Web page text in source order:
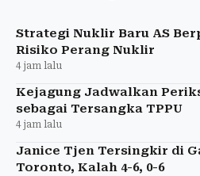
Strategi Nuklir Baru AS
Risiko Perang Nuklir
4 jam lalu
Kejagung Jadwalkan
sebagai Tersangka TPPU
4 jam lalu
Janice Tjen Tersingkir di
Toronto, Kalah 4-6, 0-6